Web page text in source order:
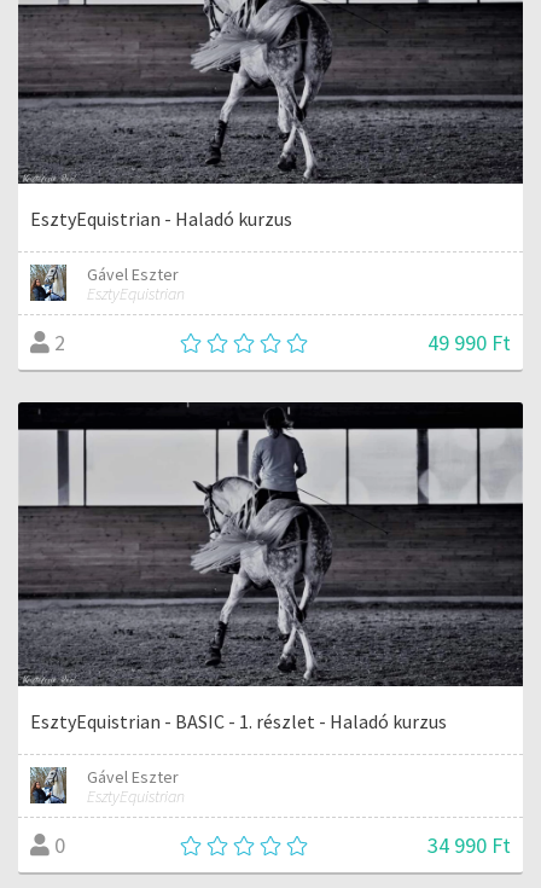
EsztyEquistrian - Haladó kurzus
Gável Eszter
EsztyEquistrian
2 49 990 Ft
EsztyEquistrian - BASIC - 1. részlet - Haladó kurzus
Gável Eszter
EsztyEquistrian
0 34 990 Ft